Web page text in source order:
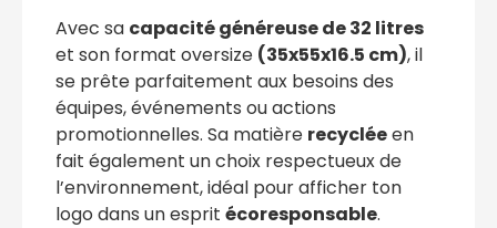
Avec sa capacité généreuse de 32 litres
et son format oversize (35x55x16.5 cm), il
se prête parfaitement aux besoins des
équipes, événements ou actions
promotionnelles. Sa matière recycléeen
fait également un choix respectueux de
l’environnement, idéal pour afficher ton
logo dans un esprit écoresponsable.